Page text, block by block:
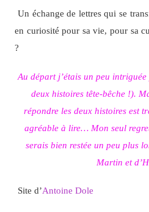
Un échange de lettres qui se
en curiosité pour sa vie, pour sa
?
Au départ j’étais un peu
deux histoires tête-bêche !).
répondre les deux histoires est
agréable à lire… Mon seul
serais bien restée un peu plus
Martin et
Site d’Antoine Dole